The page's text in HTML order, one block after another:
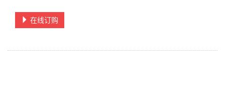
在线订购